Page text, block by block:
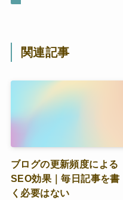
関連記事
ブログの更新頻度による
SEO効果｜毎日記事を書
く必要はない